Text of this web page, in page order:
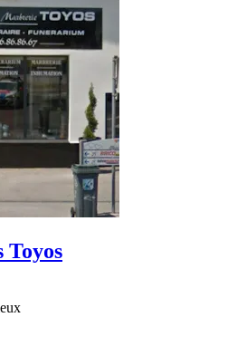
Toyos